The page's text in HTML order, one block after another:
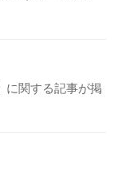
に関する記事が掲